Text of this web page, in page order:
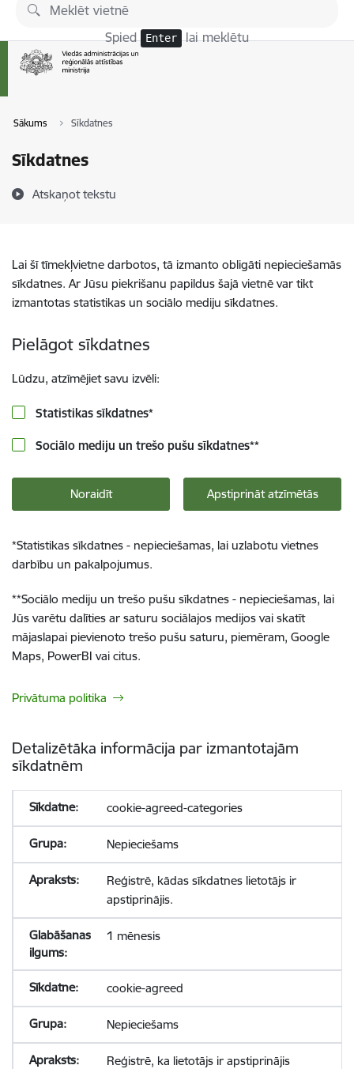
Pāriet uz lapas saturu
Spied Enter lai meklētu
Sākums Sīkdatnes
Sīkdatnes
Atskaņot tekstu
Lai šī tīmekļvietne darbotos, tā izmanto obligāti nepieciešamās
sīkdatnes. Ar Jūsu piekrišanu papildus šajā vietnē var tikt
izmantotas statistikas un sociālo mediju sīkdatnes.
Pielāgot sīkdatnes
Lūdzu, atzīmējiet savu izvēli:
Statistikas sīkdatnes*
Sociālo mediju un trešo pušu sīkdatnes**
Noraidīt Apstiprināt atzīmētās
*Statistikas sīkdatnes - nepieciešamas, lai uzlabotu vietnes
darbību un pakalpojumus.
**Sociālo mediju un trešo pušu sīkdatnes - nepieciešamas, lai
Jūs varētu dalīties ar saturu sociālajos medijos vai skatīt
mājaslapai pievienoto trešo pušu saturu, piemēram, Google
Maps, PowerBI vai citus.
Privātuma politika
Detalizētāka informācija par izmantotajām
sīkdatnēm
cookie-agreed-categories
Nepieciešams
Reģistrē, kādas sīkdatnes lietotājs ir
apstiprinājis.
1 mēnesis
cookie-agreed
Nepieciešams
Reģistrē, ka lietotājs ir apstiprinājis